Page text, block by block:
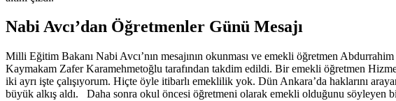
Nabi Avcı’dan Öğretmenler Günü Mesajı
Milli Eğitim Bakanı Nabi Avcı’nın mesajının okunması ve emekli öğretmen
Kaymakam Zafer Karamehmetoğlu tarafından takdim edildi. Bir emekli öğretmen
iki ayrı işte çalışıyorum. Hiçte öyle itibarlı emeklilik yok. Dün Ankara’da haklarını
büyük alkış aldı. Daha sonra okul öncesi öğretmeni olarak emekli olduğunu